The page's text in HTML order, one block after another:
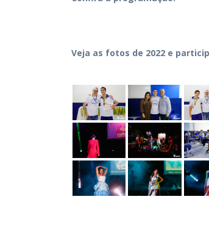
Veja as fotos de 2022 e